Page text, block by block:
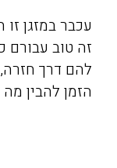
עכבר במזגן
זה טוב
להם דרך
הזמן להבין